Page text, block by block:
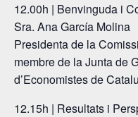
12.00h | Benvinguda i
Sra. Ana García Molina
Presidenta de la
membre de la Junta de
d’Economistes de
12.15h | Resultats i